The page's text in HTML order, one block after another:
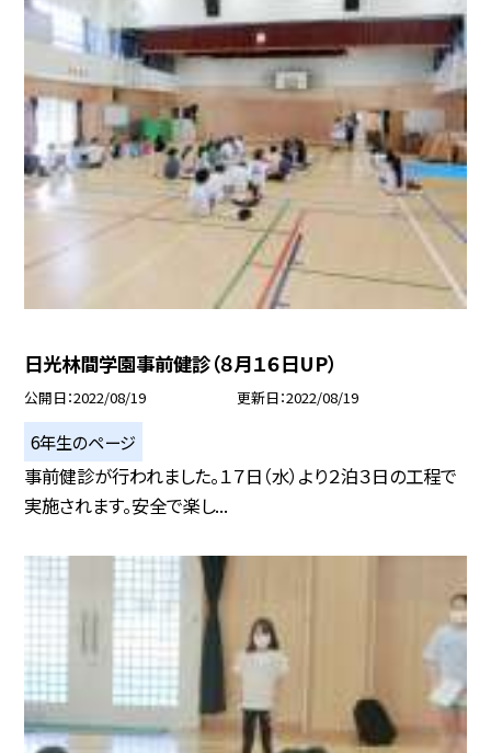
日光林間学園事前健診（８月１６日UP）
公開日 2022/08/19 更新日 2022/08/19
6年生のページ
事前健診が行われました。１７日（水）より２泊３日の工程で
実施されます。安全で楽し...